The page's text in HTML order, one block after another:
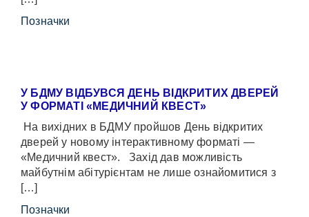
Позначки
У БДМУ ВІДБУВСЯ ДЕНЬ ВІДКРИТИХ ДВЕРЕЙ
У ФОРМАТІ «МЕДИЧНИЙ КВЕСТ»
На вихідних в БДМУ пройшов День відкритих
дверей у новому інтерактивному форматі —
«Медичний квест». Захід дав можливість
майбутнім абітурієнтам не лише ознайомитися з
[…]
Позначки